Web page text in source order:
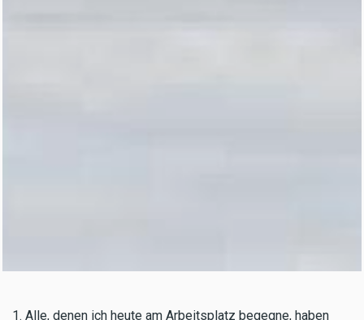
1. Alle, denen ich heute am Arbeitsplatz begegne, haben